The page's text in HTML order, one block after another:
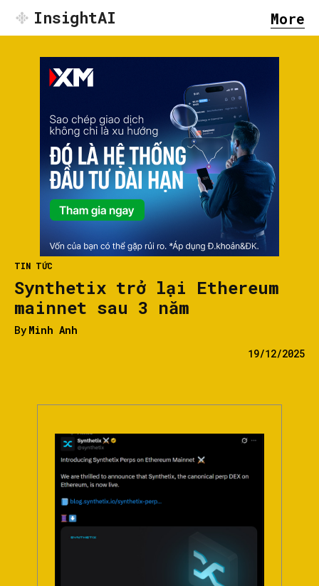
InsightAI More
TIN TỨC
Synthetix trở lại Ethereum
mainnet sau 3 năm
By Minh Anh
19/12/2025